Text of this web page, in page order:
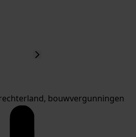
bouwvergunningen